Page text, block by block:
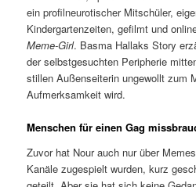
ein profilneurotischer Mitschüler,
Kindergartenzeiten, gefilmt und
Meme-Girl. Basma Hallaks Story
der selbstgesuchten Peripherie
stillen Außenseiterin ungewollt zum
Aufmerksamkeit wird.
Menschen für einen Gag
Zuvor hat Nour auch nur über
Kanäle zugespielt wurden, kurz